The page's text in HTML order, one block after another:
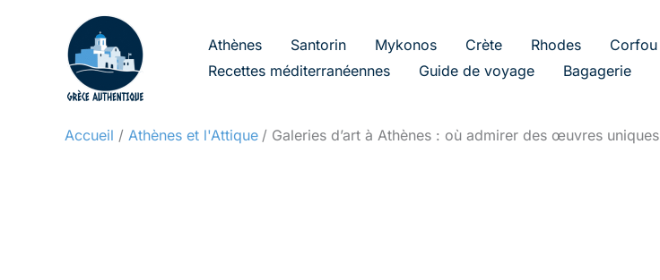
Athènes Santorin Mykonos Crète Rhodes Corfou
Recettes méditerranéennes
Guide de voyage Bagagerie
Accueil Athènes et l'Attique Galeries d’art à Athènes : où admirer des œuvres uniques